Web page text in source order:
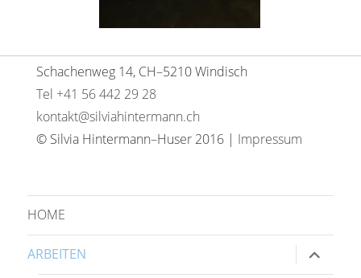
Schachenweg 14, CH–5210 Windisch
Tel +41 56 442 29 28
kontakt@silviahintermann.ch
© Silvia Hintermann–Huser 2016 | Impressum
HOME
ARBEITEN